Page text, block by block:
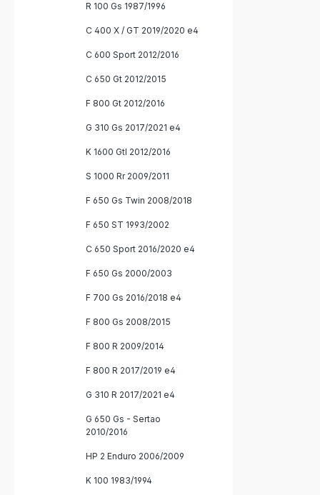
R 100 Gs 1987/1996
C 400 X / GT 2019/2020 e4
C 600 Sport 2012/2016
C 650 Gt 2012/2015
F 800 Gt 2012/2016
G 310 Gs 2017/2021 e4
K 1600 Gtl 2012/2016
S 1000 Rr 2009/2011
F 650 Gs Twin 2008/2018
F 650 ST 1993/2002
C 650 Sport 2016/2020 e4
F 650 Gs 2000/2003
F 700 Gs 2016/2018 e4
F 800 Gs 2008/2015
F 800 R 2009/2014
F 800 R 2017/2019 e4
G 310 R 2017/2021 e4
G 650 Gs - Sertao
2010/2016
HP 2 Enduro 2006/2009
K 100 1983/1994